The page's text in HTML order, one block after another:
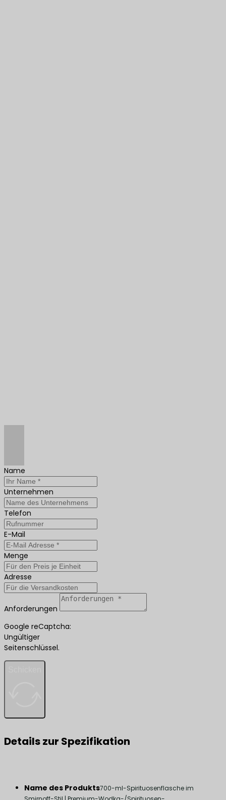
Name
Unternehmen
Telefon
E-Mail
Menge
Adresse
Anforderungen
Google reCaptcha:
Ungültiger
Seitenschlüssel.
Details zur Spezifikation
Name des Produkts700-ml-Spirituosenflasche im